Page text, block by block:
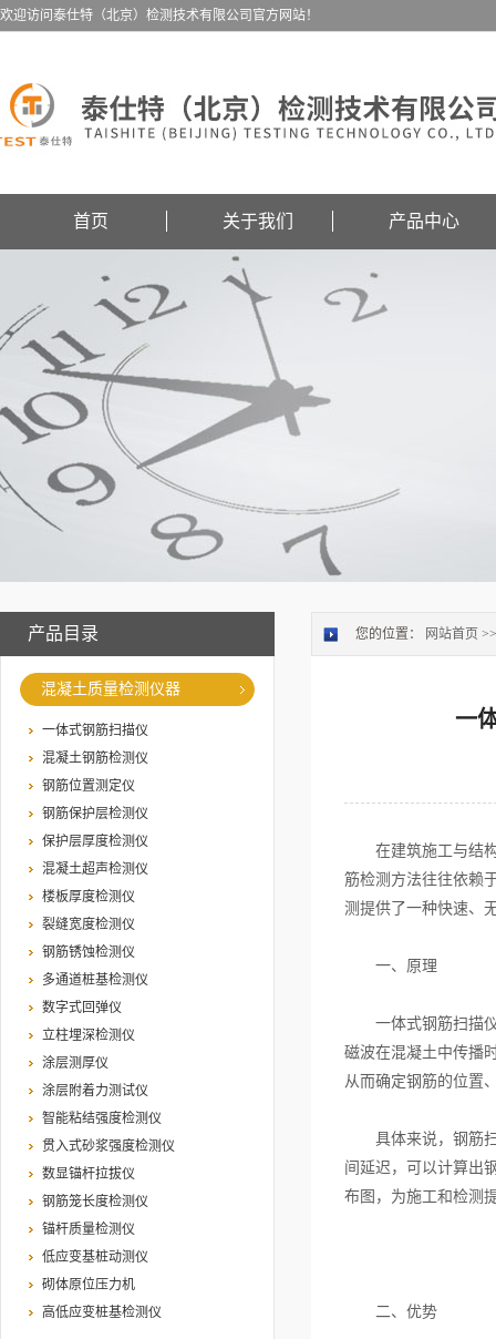
欢迎访问泰仕特（北京）检测技术有限公司官方网站！
首页 关于我们 产品中心
产品目录
混凝土质量检测仪器
一体式钢筋扫描仪
混凝土钢筋检测仪
钢筋位置测定仪
钢筋保护层检测仪
保护层厚度检测仪
混凝土超声检测仪
楼板厚度检测仪
裂缝宽度检测仪
钢筋锈蚀检测仪
多通道桩基检测仪
数字式回弹仪
立柱埋深检测仪
涂层测厚仪
涂层附着力测试仪
智能粘结强度检测仪
贯入式砂浆强度检测仪
数显锚杆拉拔仪
钢筋笼长度检测仪
锚杆质量检测仪
低应变基桩动测仪
砌体原位压力机
高低应变桩基检测仪
您的位置： 网站首页
一
在建筑施工与结构
筋检测方法往往依赖
测提供了一种快速、
一、原理
一体式钢筋扫描仪
磁波在混凝土中传播
从而确定钢筋的位置
具体来说，钢筋扫
间延迟，可以计算出
布图，为施工和检测
二、优势